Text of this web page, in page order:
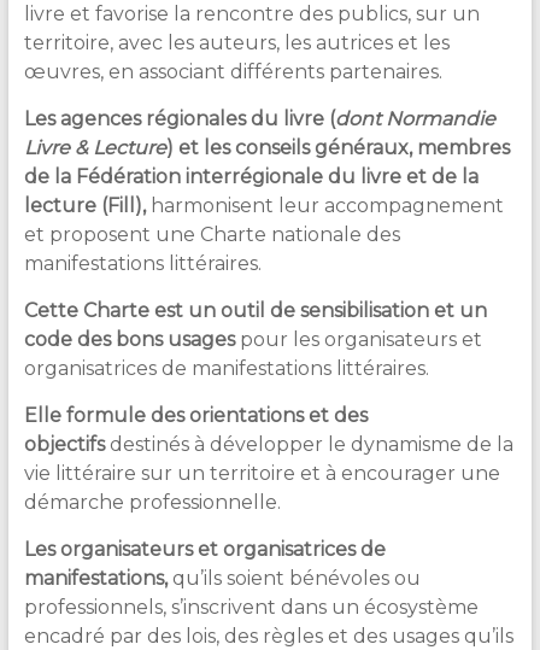
livre et favorise la rencontre des publics, sur un
territoire, avec les auteurs, les autrices et les
œuvres, en associant différents partenaires.
Les agences régionales du livre (dont Normandie
Livre & Lecture) et les conseils généraux, membres
de la Fédération interrégionale du livre et de la
lecture (Fill),harmonisent leur accompagnement
et proposent une Charte nationale des
manifestations littéraires.
Cette Charte est un outil de sensibilisation et un
code des bons usagespour les organisateurs et
organisatrices de manifestations littéraires.
Elle formule des orientations et des
objectifsdestinés à développer le dynamisme de la
vie littéraire sur un territoire et à encourager une
démarche professionnelle.
Les organisateurs et organisatrices de
manifestations,qu’ils soient bénévoles ou
professionnels, s’inscrivent dans un écosystème
encadré par des lois, des règles et des usages qu’ils